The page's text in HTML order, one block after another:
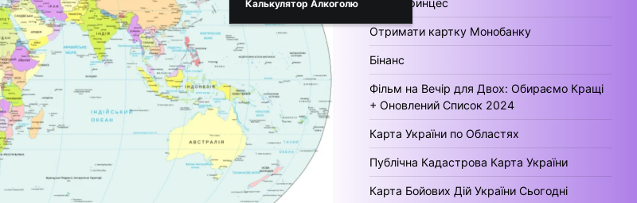
Калькулятор Алкоголю День Принцес
Отримати картку Монобанку
Бінанс
Фільм на Вечір для Двох: Обираємо Кращі
+ Оновлений Список 2024
Карта України по Областях
Публічна Кадастрова Карта України
Карта Бойових Дій України Сьогодні